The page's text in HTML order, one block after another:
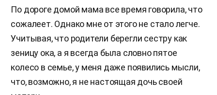
​ По дороге домой мама все время говорила, что
сожалеет. Однако мне от этого не стало легче.
Учитывая, что родители берегли сестру как
зеницу ока, а я всегда была словно пятое
колесо в семье, у меня даже появились мысли,
что, возможно, я не настоящая дочь своей